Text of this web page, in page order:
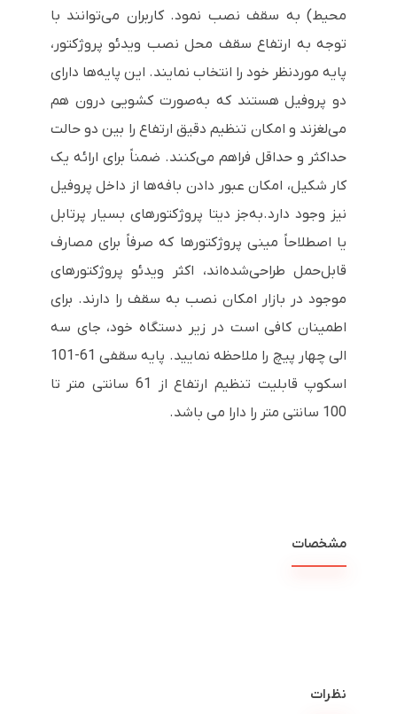
محیط) به سقف نصب نمود. کاربران می‌توانند با
توجه به ارتفاع سقف محل نصب ویدئو پروژکتور،
پایه موردنظر خود را انتخاب نمایند. این پایه‌ها دارای
دو پروفیل هستند که به‌صورت کشویی درون هم
می‌لغزند و امکان تنظیم دقیق ارتفاع را بین دو حالت
حداکثر و حداقل فراهم می‌کنند. ضمناً برای ارائه یک
کار شکیل، امکان عبور دادن بافه‌ها از داخل پروفیل
نیز وجود دارد.به‌جز دیتا پروژکتورهای بسیار پرتابل
یا اصطلاحاً مینی پروژکتورها که صرفاً برای مصارف
قابل‌حمل طراحی‌شده‌اند، اکثر ویدئو پروژکتورهای
موجود در بازار امکان نصب به سقف را دارند. برای
اطمینان کافی است در زیر دستگاه خود، جای سه
الی چهار پیچ را ملاحظه نمایید. پایه سقفی 61-101
اسکوپ قابلیت تنظیم ارتفاع از 61 سانتی متر تا
100 سانتی متر را دارا می باشد.
مشخصات
نظرات